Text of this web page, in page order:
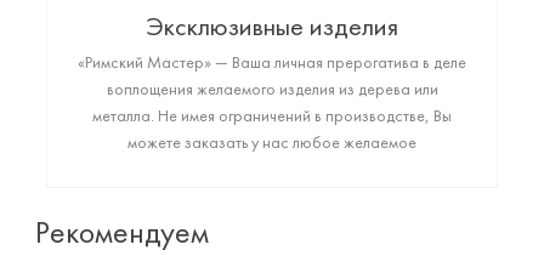
Эксклюзивные изделия
«Римский Мастер» — Ваша личная прерогатива в деле
воплощения желаемого изделия из дерева или
металла. Не имея ограничений в производстве, Вы
можете заказать у нас любое желаемое
Рекомендуем